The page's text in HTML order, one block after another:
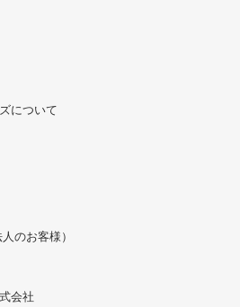
について
のお客様）
会社